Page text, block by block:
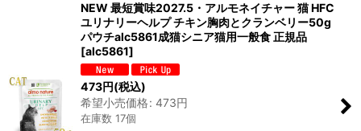
NEW 最短賞味2027.5・アルモネイチャー 猫 HFC
ユリナリーヘルプ チキン胸肉とクランベリー50g
パウチalc5861成猫シニア猫用一般食 正規品
[alc5861]
473円(税込)
希望小売価格: 473円
在庫数 17個